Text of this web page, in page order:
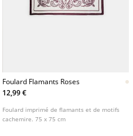
Foulard Flamants Roses
12,99 €
Foulard imprimé de flamants et de motifs
cachemire. 75 x 75 cm